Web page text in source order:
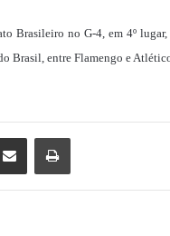
no G-4, em 4º lugar,
Brasil, entre Flamengo e
Compartilhar via e-mail Imprimir